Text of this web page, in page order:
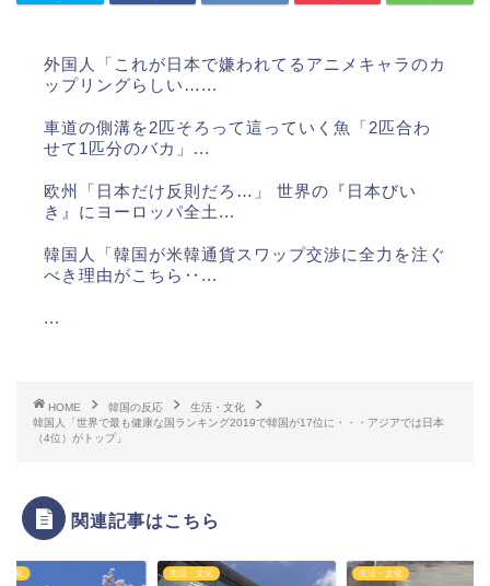
外国人「これが日本で嫌われてるアニメキャラのカ
ップリングらしい…...
車道の側溝を2匹そろって這っていく魚「2匹合わ
せて1匹分のバカ」...
欧州「日本だけ反則だろ…」 世界の『日本びい
き』にヨーロッパ全土...
韓国人「韓国が米韓通貨スワップ交渉に全力を注ぐ
べき理由がこちら‥...
...
...
...
Powered by livedoor 相互RSS
HOME 韓国の反応
生活・文化
韓国人「世界で最も健康な国ランキング2019で韓国が17位に・・・アジアでは日本
（4位）がトップ」
関連記事はこちら
文化 生活・文化 生活・文化